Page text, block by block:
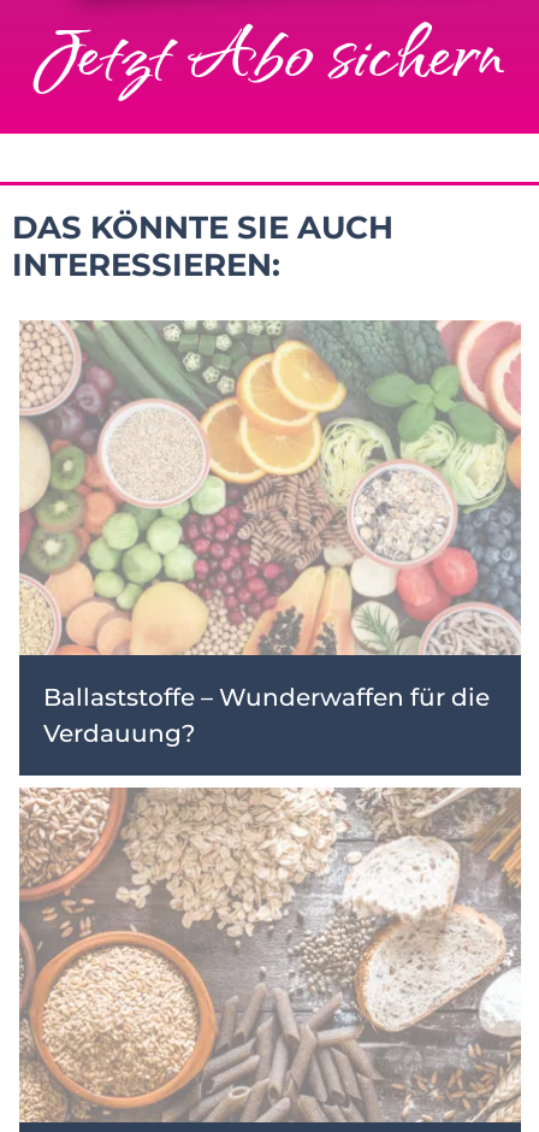
Jetzt Abo sichern
DAS KÖNNTE SIE AUCH
INTERESSIEREN:
Ballaststoffe – Wunderwaffen für die
Verdauung?